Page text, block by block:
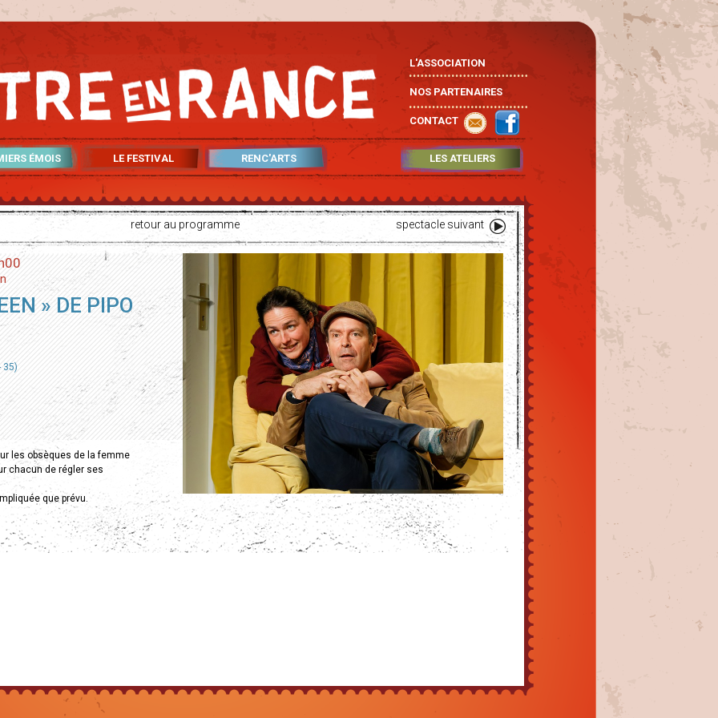
L'ASSOCIATION
NOS PARTENAIRES
CONTACT
ÉMOIS LE FESTIVAL RENC'ARTS LES ATELIERS
retour au programme spectacle suivant
» DE PIPO
35)
les obsèques de la femme
chacun de régler ses
que prévu.